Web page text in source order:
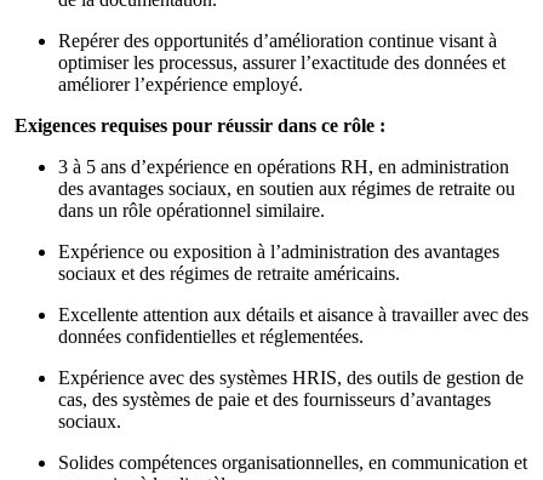
Repérer des opportunités d’amélioration continue visant à
optimiser les processus, assurer l’exactitude des données et
améliorer l’expérience employé.
Exigences requises pour réussir dans ce rôle :
3 à 5 ans d’expérience en opérations RH, en administration
des avantages sociaux, en soutien aux régimes de retraite ou
dans un rôle opérationnel similaire.
Expérience ou exposition à l’administration des avantages
sociaux et des régimes de retraite américains.
Excellente attention aux détails et aisance à travailler avec des
données confidentielles et réglementées.
Expérience avec des systèmes HRIS, des outils de gestion de
cas, des systèmes de paie et des fournisseurs d’avantages
sociaux.
Solides compétences organisationnelles, en communication et